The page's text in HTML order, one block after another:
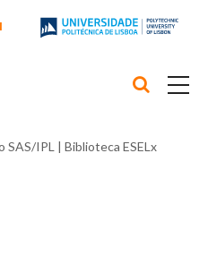
SAS/IPL | Biblioteca ESELx